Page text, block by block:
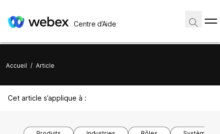
Centre d’Aide
Accueil / Article
Cet article s’applique à :